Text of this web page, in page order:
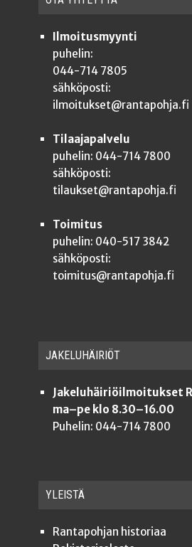
Ilmoitusmyynti
puhelin:
044-714 7805
sähköposti:
ilmoitukset@rantapohja.fi
Tilaajapalvelu
puhelin: 044-714 7800
sähköposti:
tilaukset@rantapohja.fi
Toimitus
puhelin: 040-517 3842
sähköposti:
toimitus@rantapohja.fi
JAKE­LU­HÄI­RIÖT
Jakeluhäiriöilmoitukset
ma–pe klo 8.30–16.00
Puhelin: 044-714 7800
YLEISTÄ
Ran­ta­poh­jan historiaa